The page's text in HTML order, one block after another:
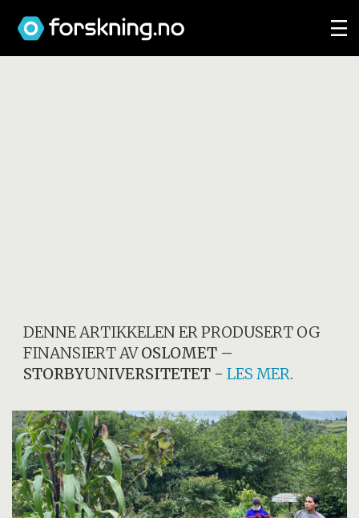
DENNE ARTIKKELEN ER PRODUSERT OG
FINANSIERT AVOSLOMET –
STORBYUNIVERSITETET -LES MER.